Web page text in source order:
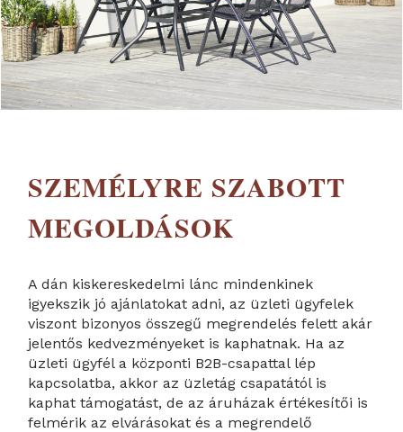
SZEMÉLYRE SZABOTT
MEGOLDÁSOK
A dán kiskereskedelmi lánc mindenkinek
igyekszik jó ajánlatokat adni, az üzleti ügyfelek
viszont bizonyos összegű megrendelés felett akár
jelentős kedvezményeket is kaphatnak. Ha az
üzleti ügyfél a központi B2B-csapattal lép
kapcsolatba, akkor az üzletág csapatától is
kaphat támogatást, de az áruházak értékesítői is
felmérik az elvárásokat és a megrendelő